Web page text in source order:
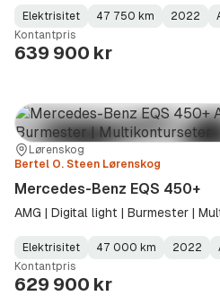
Fuel
Type:
Elektrisitet
Kilometerstand:
47 750 km
Model
Year:
2022
Gearbox
Type:
Kontantpris
639 900 kr
Sted:Lørenskog
Forhandler:
Bertel O. Steen Lørenskog
Mercedes-Benz EQS 450+
AMG | Digital light | Burmester |
Fuel
Type:
Elektrisitet
Kilometerstand:
47 000 km
Model
Year:
2022
Gearbox
Type:
Kontantpris
629 900 kr